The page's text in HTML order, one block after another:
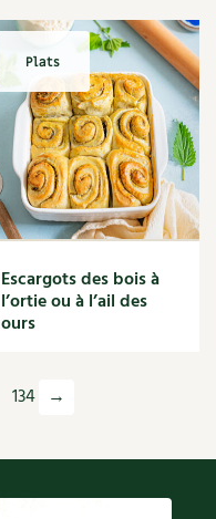
Plats
Escargots des bois à
l’ortie ou à l’ail des
ours
134 →